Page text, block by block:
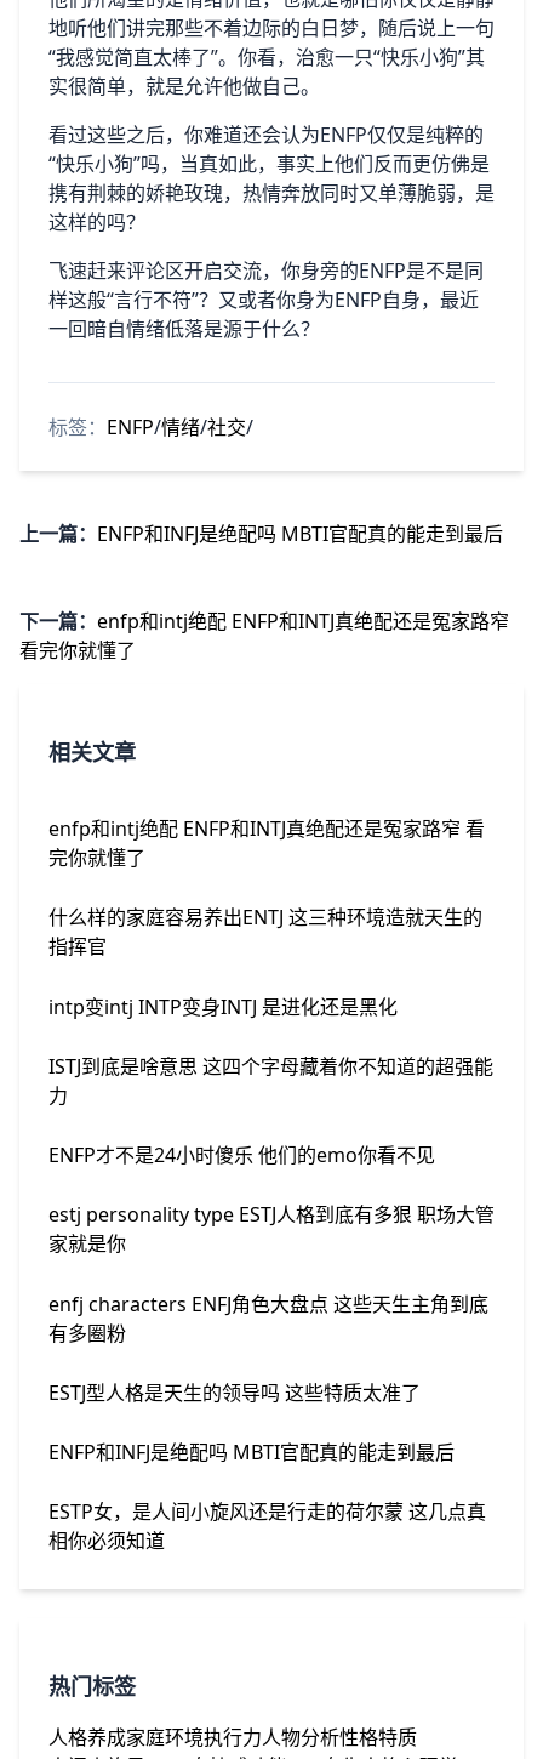
地听他们讲完那些不着边际的白日梦，随后说上一句
“我感觉简直太棒了”。你看，治愈一只“快乐小狗”其
实很简单，就是允许他做自己。
看过这些之后，你难道还会认为ENFP仅仅是纯粹的
“快乐小狗”吗，当真如此，事实上他们反而更仿佛是
携有荆棘的娇艳玫瑰，热情奔放同时又单薄脆弱，是
这样的吗？
飞速赶来评论区开启交流，你身旁的ENFP是不是同
样这般“言行不符”？又或者你身为ENFP自身，最近
一回暗自情绪低落是源于什么？
标签： ENFP/情绪/社交/
上一篇： ENFP和INFJ是绝配吗 MBTI官配真的能走到最后
下一篇： enfp和intj绝配 ENFP和INTJ真绝配还是冤家路窄
看完你就懂了
相关文章
enfp和intj绝配 ENFP和INTJ真绝配还是冤家路窄 看
完你就懂了
什么样的家庭容易养出ENTJ 这三种环境造就天生的
指挥官
intp变intj INTP变身INTJ 是进化还是黑化
ISTJ到底是啥意思 这四个字母藏着你不知道的超强能
力
ENFP才不是24小时傻乐 他们的emo你看不见
estj personality type ESTJ人格到底有多狠 职场大管
家就是你
enfj characters ENFJ角色大盘点 这些天生主角到底
有多圈粉
ESTJ型人格是天生的领导吗 这些特质太准了
ENFP和INFJ是绝配吗 MBTI官配真的能走到最后
ESTP女，是人间小旋风还是行走的荷尔蒙 这几点真
相你必须知道
热门标签
人格养成家庭环境执行力人物分析性格特质